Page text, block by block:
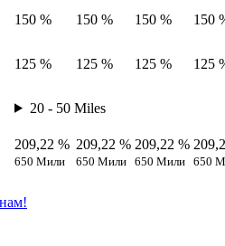
150 % 150 % 150 %
150
125 % 125 % 125 % 125
20 - 50 Miles
209,22 %
650 Мили
209,22 %
650 Мили
209,22 %
650 Мили 650